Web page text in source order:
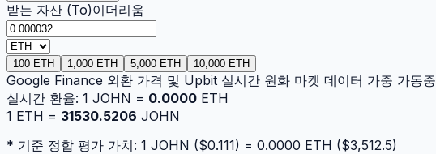
받는 자산 (To)이더리움
100 ETH 1,000 ETH 5,000 ETH 10,000 ETH
Google Finance 외환 가격 및 Upbit 실시간 원화 마켓 데이터 가중 가동중
실시간 환율: 1 JOHN = 0.0000 ETH
1 ETH = 31530.5206 JOHN
* 기준 정합 평가 가치: 1 JOHN ($0.111) = 0.0000 ETH ($3,512.5)